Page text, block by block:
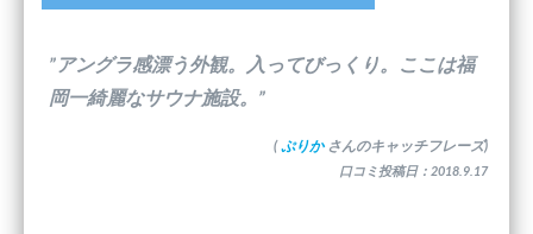
”アングラ感漂う外観。入ってびっくり。ここは福
岡一綺麗なサウナ施設。”
( ぷりか さんのキャッチフレーズ)
口コミ投稿日：2018.9.17